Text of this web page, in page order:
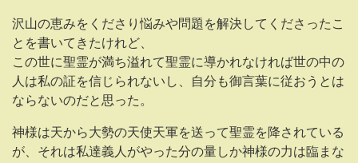
沢山の恵みをくださり悩みや問題を解決してくださったこ
とを書いてきたけれど、
この世に聖霊が満ち溢れて聖霊に導かれなければ世の中の
人は私の証を信じられないし、自分も御言葉に従おうとは
ならないのだと思った。
神様は天から大勢の天使天軍を送って聖霊を降されている
が、それは私達義人がやった分の量しか神様の力は臨まな